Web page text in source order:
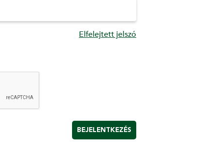
Elfelejtett jelszó
BEJELENTKEZÉS